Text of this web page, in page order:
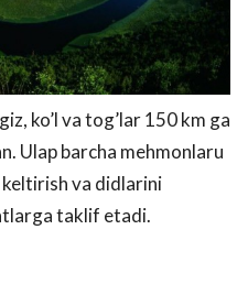
ko’l va tog’lar 150 km ga
Ulaр barcha mehmonlaru
va didlarini
taklif etadi.